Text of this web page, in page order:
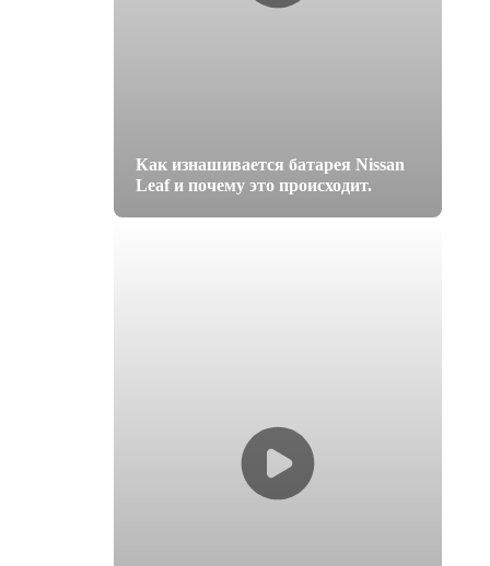
Как изнашивается батарея Nissan
Leaf и почему это происходит.